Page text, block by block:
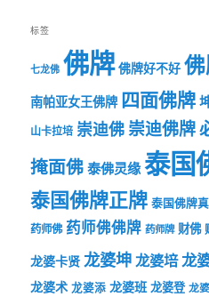
标签
七龙佛 佛牌 佛牌好不好
南帕亚女王佛牌 四面佛牌
山卡拉培 崇迪佛崇迪佛牌
掩面佛泰佛灵缘泰国
泰国佛牌正牌 泰国佛牌
药师佛 药师佛佛牌 药师牌 财佛
龙婆卡贤 龙婆坤龙婆培龙
龙婆术 龙婆添 龙婆班 龙婆登 龙